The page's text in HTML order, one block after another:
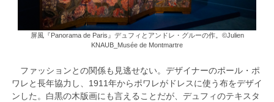
屏風『Panorama de Paris』デュフィとアンドレ・グルーの作。©Julien
KNAUB_Musée de Montmartre
ファッションとの関係も見逃せない。デザイナーのポール・ポ
ワレと長年協力し、1911年からポワレがドレスに使う布をデザイ
ンした。白黒の木版画にも言えることだが、デュフィのテキスタ